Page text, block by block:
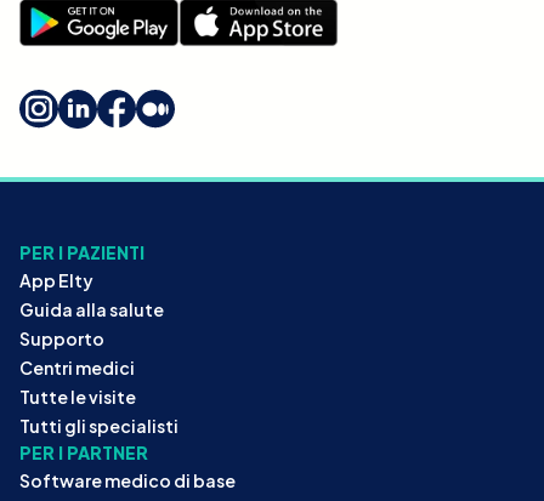
PER I PAZIENTI
App Elty
Guida alla salute
Supporto
Centri medici
Tutte le visite
Tutti gli specialisti
PER I PARTNER
Software medico di base